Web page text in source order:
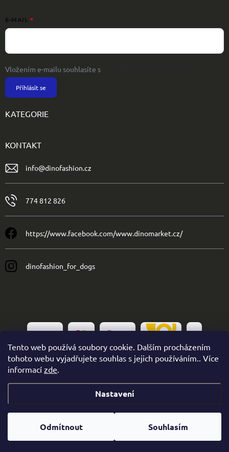
Tento web používá soubory cookie. Dalším procházením
tohoto webu vyjadřujete souhlas s jejich používáním.. Více
informací zde.
Nastavení
Odmítnout Souhlasím
E-MAIL
Vložením e-mailu souhlasíte s
Přihlásit se
KATEGORIE
KONTAKT
info@dinofashion.cz
774 812 826
https://www.facebook.com/www.dinomarket.cz/
dinofashion_for_dogs
Vytvořil Shoptet
Copyright 2026 . Všechna práva vyhrazena.